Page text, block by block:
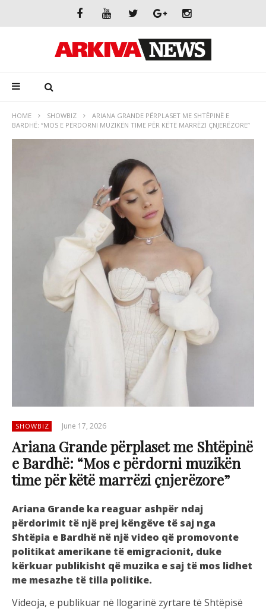
HOME SHOWBIZ
ARIANA GRANDE PËRPLASET ME SHTËPINË E
BARDHË: “MOS E PËRDORNI MUZIKËN TIME PËR KËTË MARRËZI ÇNJERËZORE”
SHOWBIZ June 17, 2026
Ariana Grande përplaset me Shtëpinë
e Bardhë: “Mos e përdorni muzikën
time për këtë marrëzi çnjerëzore”
Ariana Grande ka reaguar ashpër ndaj
përdorimit të një prej këngëve të saj nga
Shtëpia e Bardhë në një video që promovonte
politikat amerikane të emigracionit, duke
kërkuar publikisht që muzika e saj të mos lidhet
me mesazhe të tilla politike.
Videoja, e publikuar në llogarinë zyrtare të Shtëpisë